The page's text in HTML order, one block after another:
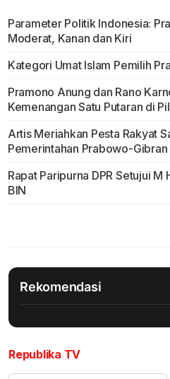
Parameter Politik Indonesia:
Moderat, Kanan dan Kiri
Kategori Umat Islam Pemilih
Pramono Anung dan Rano
Kemenangan Satu Putaran di
Artis Meriahkan Pesta Rakyat
Pemerintahan Prabowo-Gibran
Rapat Paripurna DPR Setujui
BIN
Rekomendasi
Republika TV